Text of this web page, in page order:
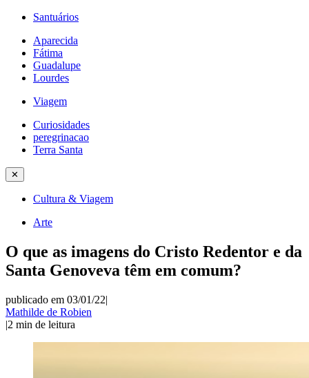
Santuários
Aparecida
Fátima
Guadalupe
Lourdes
Viagem
Curiosidades
peregrinacao
Terra Santa
✕
Cultura & Viagem
Arte
O que as imagens do Cristo Redentor e da
Santa Genoveva têm em comum?
publicado em 03/01/22|
Mathilde de Robien
|2 min de leitura